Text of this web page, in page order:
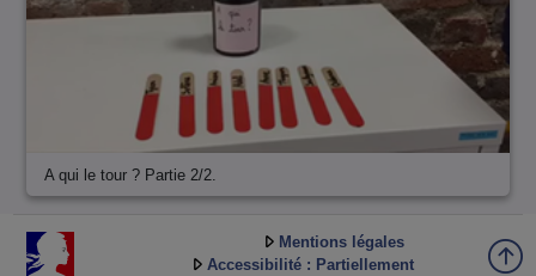
A qui le tour ? Partie 2/2.
Mentions légales
Accessibilité : Partiellement